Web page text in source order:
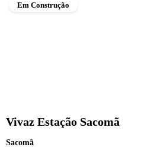
Em Construção
Vivaz Estação Sacomã
Sacomã